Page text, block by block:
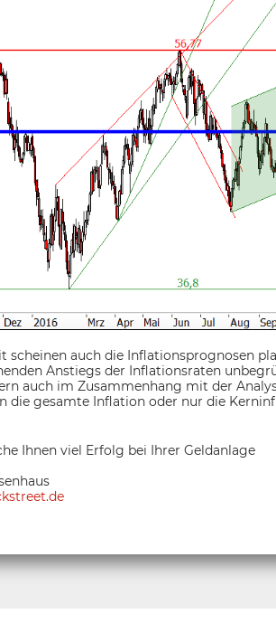
scheinen auch die Inflationsprognosen
Anstiegs der Inflationsraten
auch im Zusammenhang mit der
die gesamte Inflation oder nur die
Ihnen viel Erfolg bei Ihrer Geldanlage